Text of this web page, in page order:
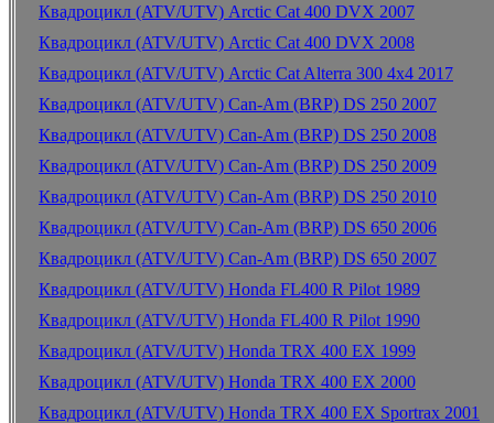
Квадроцикл (ATV/UTV) Arctic Cat 400 DVX 2007
Квадроцикл (ATV/UTV) Arctic Cat 400 DVX 2008
Квадроцикл (ATV/UTV) Arctic Cat Alterra 300 4x4 2017
Квадроцикл (ATV/UTV) Can-Am (BRP) DS 250 2007
Квадроцикл (ATV/UTV) Can-Am (BRP) DS 250 2008
Квадроцикл (ATV/UTV) Can-Am (BRP) DS 250 2009
Квадроцикл (ATV/UTV) Can-Am (BRP) DS 250 2010
Квадроцикл (ATV/UTV) Can-Am (BRP) DS 650 2006
Квадроцикл (ATV/UTV) Can-Am (BRP) DS 650 2007
Квадроцикл (ATV/UTV) Honda FL400 R Pilot 1989
Квадроцикл (ATV/UTV) Honda FL400 R Pilot 1990
Квадроцикл (ATV/UTV) Honda TRX 400 EX 1999
Квадроцикл (ATV/UTV) Honda TRX 400 EX 2000
Квадроцикл (ATV/UTV) Honda TRX 400 EX Sportrax 2001